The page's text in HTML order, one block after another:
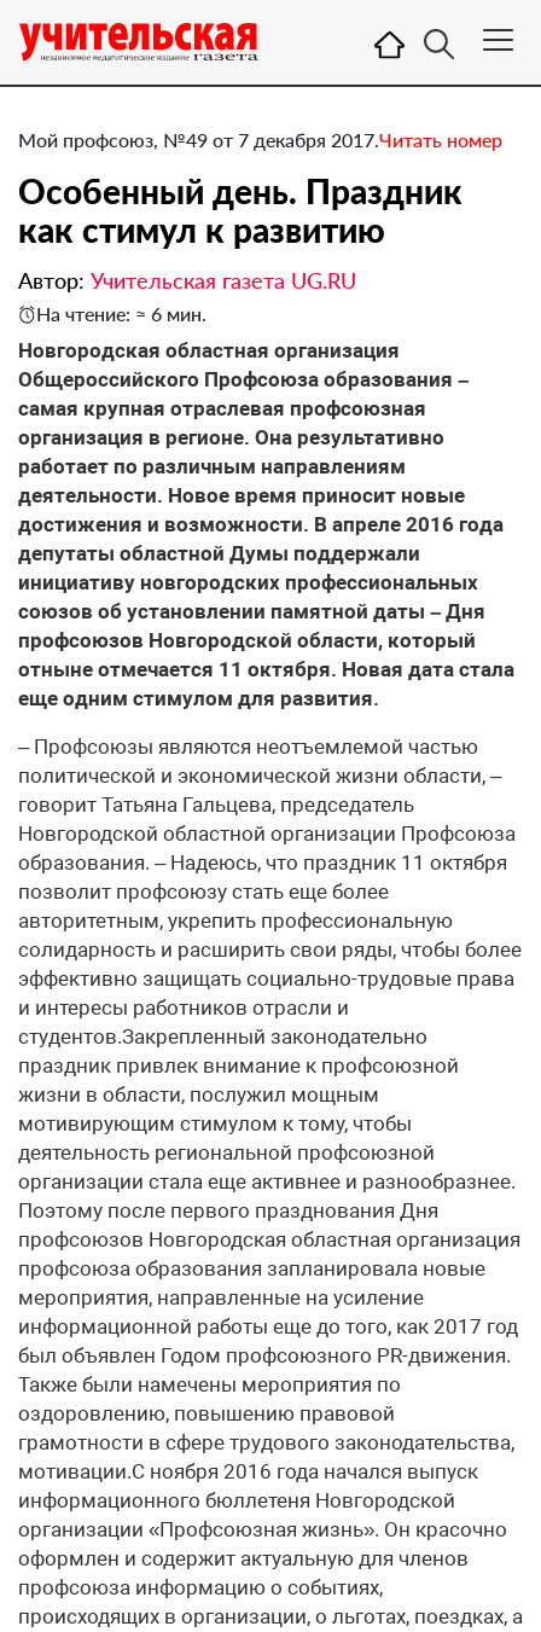
Мой профсоюз, №49 от 7 декабря 2017.Читать номер
Особенный день. Праздник
как стимул к развитию
Автор: Учительская газета UG.RU
На чтение: ≈ 6 мин.
​Новгородская областная организация
Общероссийского Профсоюза образования –
самая крупная отраслевая профсоюзная
организация в регионе. Она результативно
работает по различным направлениям
деятельности. Новое время приносит новые
достижения и возможности. В апреле 2016 года
депутаты областной Думы поддержали
инициативу новгородских профессиональных
союзов об установлении памятной даты – Дня
профсоюзов Новгородской области, который
отныне отмечается 11 октября. Новая дата стала
еще одним стимулом для развития.
– Профсоюзы являются неотъемлемой частью
политической и экономической жизни области, –
говорит Татьяна Гальцева, председатель
Новгородской областной организации Профсоюза
образования. – Надеюсь, что праздник 11 октября
позволит профсоюзу стать еще более
авторитетным, укрепить профессиональную
солидарность и расширить свои ряды, чтобы более
эффективно защищать социально-трудовые права
и интересы работников отрасли и
студентов.Закрепленный законодательно
праздник привлек внимание к профсоюзной
жизни в области, послужил мощным
мотивирующим стимулом к тому, чтобы
деятельность региональной профсоюзной
организации стала еще активнее и разнообразнее.
Поэтому после первого празднования Дня
профсоюзов Новгородская областная организация
профсоюза образования запланировала новые
мероприятия, направленные на усиление
информационной работы еще до того, как 2017 год
был объявлен Годом профсоюзного PR-движения.
Также были намечены мероприятия по
оздоровлению, повышению правовой
грамотности в сфере трудового законодательства,
мотивации.С ноября 2016 года начался выпуск
информационного бюллетеня Новгородской
организации «Профсоюзная жизнь». Он красочно
оформлен и содержит актуальную для членов
профсоюза информацию о событиях,
происходящих в организации, о льготах, поездках, а